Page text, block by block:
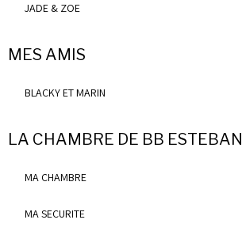
JADE & ZOE
MES AMIS
BLACKY ET MARIN
LA CHAMBRE DE BB ESTEBAN
MA CHAMBRE
MA SECURITE